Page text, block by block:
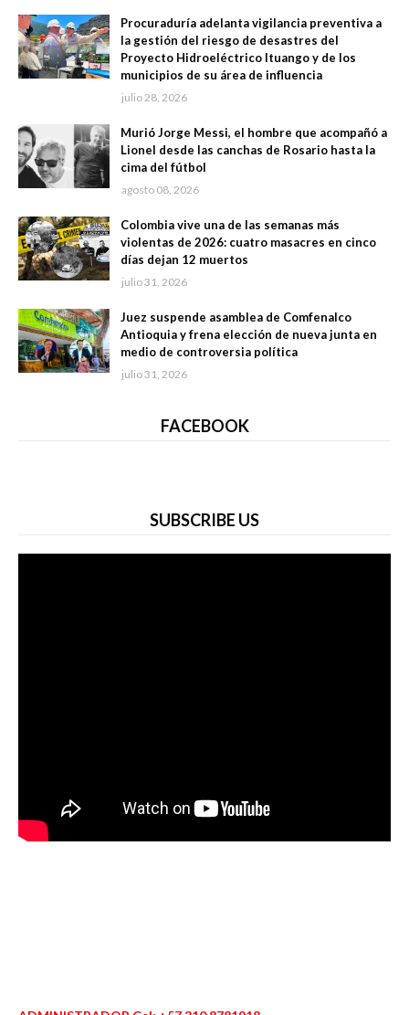
Procuraduría adelanta vigilancia preventiva a
la gestión del riesgo de desastres del
Proyecto Hidroeléctrico Ituango y de los
municipios de su área de influencia
julio 28, 2026
Murió Jorge Messi, el hombre que acompañó a
Lionel desde las canchas de Rosario hasta la
cima del fútbol
agosto 08, 2026
Colombia vive una de las semanas más
violentas de 2026: cuatro masacres en cinco
días dejan 12 muertos
julio 31, 2026
Juez suspende asamblea de Comfenalco
Antioquia y frena elección de nueva junta en
medio de controversia política
julio 31, 2026
FACEBOOK
SUBSCRIBE US